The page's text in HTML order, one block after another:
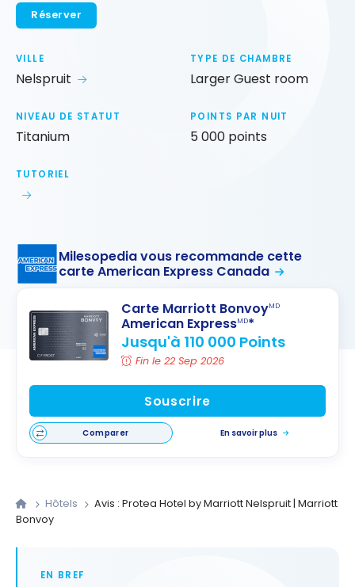
Réserver
VILLE
Nelspruit
TYPE DE CHAMBRE
Larger Guest room
NIVEAU DE STATUT
Titanium
POINTS PAR NUIT
5 000 points
TUTORIEL
Milesopedia vous recommande cette
carte American Express Canada
Carte Marriott BonvoyMD
American ExpressMD*
Jusqu'à 110 000 Points
Fin le 22 Sep 2026
Souscrire
Comparer En savoir plus
Hôtels
Avis : Protea Hotel by Marriott Nelspruit | Marriott
Bonvoy
EN BREF